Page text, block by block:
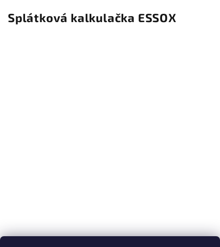
Splátková kalkulačka ESSOX